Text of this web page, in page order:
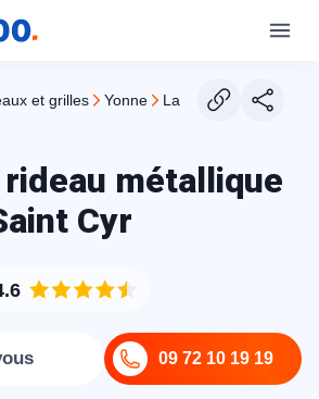
et grilles yonne la celle saint cyr
métallique
Cyr
09 72 10 19 19